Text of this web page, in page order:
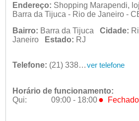
Endereço: Shopping Marapendi,
Barra da Tijuca - Rio de Janeiro -
Bairro: Barra da Tijuca Cidade:
Janeiro
Estado: RJ
Telefone: (21) 3388-4300 ver telefone
Horário de funcionamento:
Qui:
09:00 - 18:00 ● Fechado